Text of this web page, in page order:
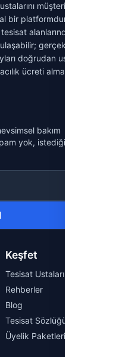
müşterilerle
platformdur. Su tesisatı,
alanlarında ihtiyacınıza
gerçek müşteri
doğrudan ustayla
ücreti almaz.
bakım
yok, istediğin
Keşfet
Tesisat Ustaları
Rehberler
Blog
Tesisat Sözlüğü
Üyelik Paketleri